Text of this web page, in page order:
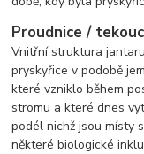
Proudnice /
Vnitřní struktura
pryskyřice v podobě
které vzniklo během
stromu a které dnes
podél nichž jsou místy
některé biologické